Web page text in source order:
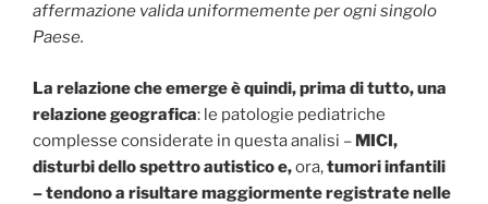
affermazione valida uniformemente per ogni singolo
Paese.
La relazione che emerge è quindi, prima di tutto, una
relazione geografica: le patologie pediatriche
complesse considerate in questa analisi – MICI,
disturbi dello spettro autistico e,ora,tumori infantili
– tendono a risultare maggiormente registrate nelle